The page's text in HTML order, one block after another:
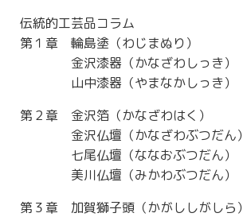
伝統的工芸品コラム
第１章 輪島塗（わじまぬり）
金沢漆器（かなざわしっき）
山中漆器（やまなかしっき）
第２章 金沢箔（かなざわはく）
金沢仏壇（かなざわぶつだん）
七尾仏壇（ななおぶつだん）
美川仏壇（みかわぶつだん）
第３章 加賀獅子頭（かがししがしら）